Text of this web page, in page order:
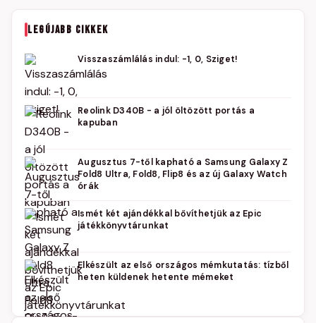
LEGÚJABB CIKKEK
Visszaszámlálás indul: -1, 0, Sziget!
Reolink D340B - a jól öltözött portás a
kapuban
Augusztus 7-től kapható a Samsung Galaxy Z
Fold8 Ultra, Fold8, Flip8 és az új Galaxy Watch
órák
Ismét két ajándékkal bővíthetjük az Epic
játékkönyvtárunkat
Elkészült az első országos mémkutatás: tízből
heten küldenek hetente mémeket